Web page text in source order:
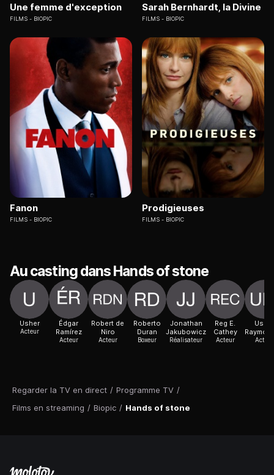
Regarder la TV en direct / Programme TV /
Films en streaming / Biopic / Hands of stone
Une femme d'exception
FILMS BIOPIC
Sarah Bernhardt, la Divine
FILMS BIOPIC
Fanon
FILMS BIOPIC
Prodigieuses
FILMS BIOPIC
Au casting dans Hands of stone
Usher
Acteur
Édgar
Ramírez
Acteur
Robert de
Niro
Acteur
Roberto
Duran
Boxeur
Jonathan
Jakubowicz
Réalisateur
Reg E.
Cathey
Acteur
Usher
Acteur